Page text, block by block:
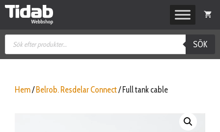
Hoppa
Produktsökning
SÖK
Hem/ Belrob. Resdelar Connect/ Full tank cable